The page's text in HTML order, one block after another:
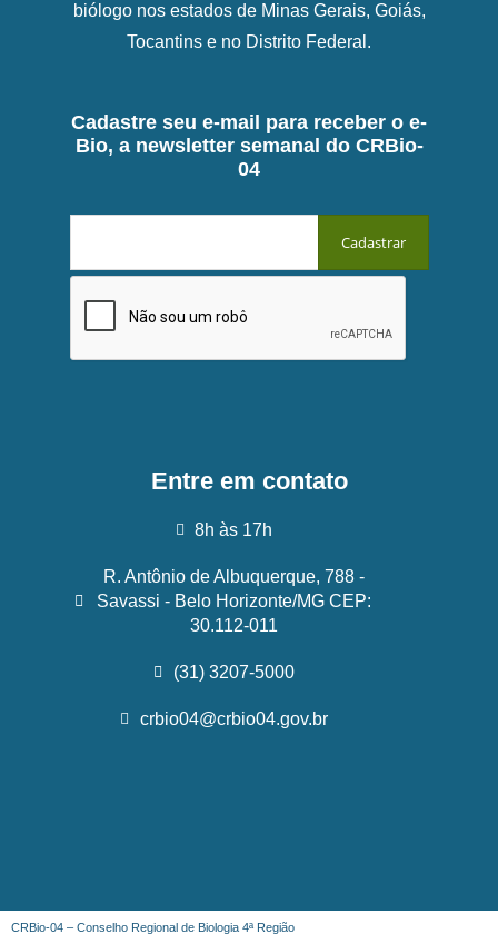
biólogo nos estados de Minas Gerais, Goiás,
Tocantins e no Distrito Federal.
Cadastre seu e-mail para receber o e-
Bio, a newsletter semanal do CRBio-
04
Entre em contato
8h às 17h
R. Antônio de Albuquerque, 788 -
Savassi - Belo Horizonte/MG CEP:
30.112-011
(31) 3207-5000
crbio04@crbio04.gov.br
CRBio-04 – Conselho Regional de Biologia 4ª Região